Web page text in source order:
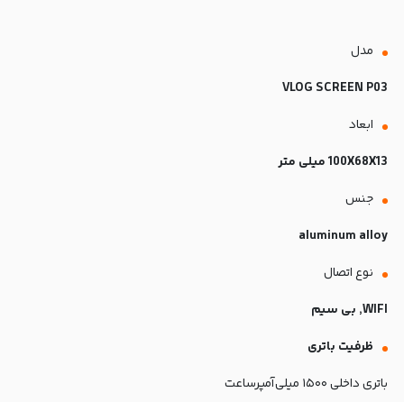
مدل
VLOG SCREEN P03
ابعاد
100X68X13 میلی متر
جنس
aluminum alloy
نوع اتصال
WIFI, بی سیم
ظرفیت باتری
باتری داخلی ۱۵۰۰ میلی‌آمپرساعت